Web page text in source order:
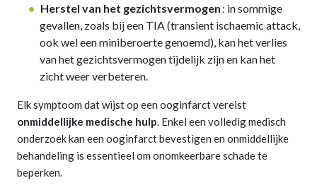
Herstel van het gezichtsvermogen : in sommige
gevallen, zoals bij een TIA (transient ischaemic attack,
ook wel een miniberoerte genoemd), kan het verlies
van het gezichtsvermogen tijdelijk zijn en kan het
zicht weer verbeteren.
Elk symptoom dat wijst op een ooginfarct vereist
onmiddellijke medische hulp. Enkel een volledig medisch
onderzoek kan een ooginfarct bevestigen en onmiddellijke
behandeling is essentieel om onomkeerbare schade te
beperken.